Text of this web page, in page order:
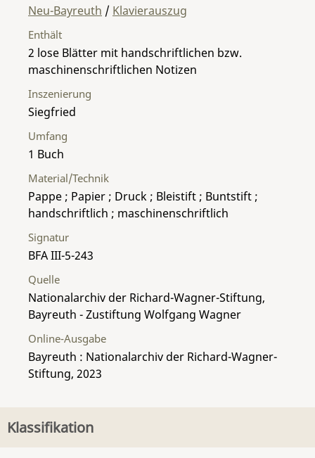
Umfang
1 Buch
Material/Technik
Pappe ; Papier ; Druck ; Bleistift ; Buntstift ;
handschriftlich ; maschinenschriftlich
Enthält
2 lose Blätter mit handschriftlichen bzw.
maschinenschriftlichen Notizen
Inszenierung
Siegfried
Signatur
BFA III-5-243
Quelle
Nationalarchiv der Richard-Wagner-Stiftung,
Bayreuth - Zustiftung Wolfgang Wagner
Neu-Bayreuth / Klavierauszug
Online-Ausgabe
Bayreuth : Nationalarchiv der Richard-Wagner-
Stiftung, 2023
Klassifikation